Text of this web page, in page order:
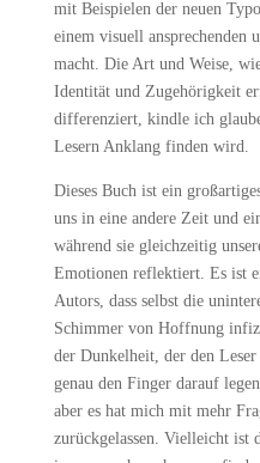
mit Beispielen der neuen
einem visuell ansprechenden
macht. Die Art und Weise,
Identität und Zugehörigkeit
differenziert, kindle ich
Lesern Anklang finden wird.
Dieses Buch ist ein
uns in eine andere Zeit und
während sie gleichzeitig
Emotionen reflektiert. Es ist
Autors, dass selbst die
Schimmer von Hoffnung
der Dunkelheit, der den
genau den Finger darauf
aber es hat mich mit mehr
zurückgelassen. Vielleicht ist